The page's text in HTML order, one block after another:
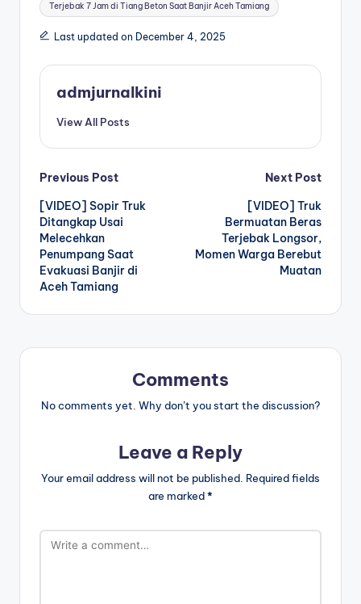
Terjebak 7 Jam di Tiang Beton Saat Banjir Aceh Tamiang
Last updated on December 4, 2025
admjurnalkini
View All Posts
Post
navigation
Previous Post
[VIDEO] Sopir Truk
Ditangkap Usai
Melecehkan
Penumpang Saat
Evakuasi Banjir di
Aceh Tamiang
Next Post
[VIDEO] Truk
Bermuatan Beras
Terjebak Longsor,
Momen Warga Berebut
Muatan
Comments
No comments yet. Why don’t you start the discussion?
Leave a Reply
Your email address will not be published. Required fields
are marked*